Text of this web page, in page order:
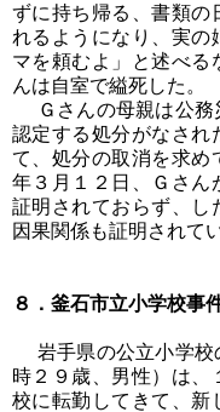
ずに持ち帰る、書類の
れるようになり、実の
マを頼むよ」と述べる
んは自室で縊死した。
Ｇさんの母親は公務
認定する処分がなされ
て、処分の取消を求め
年３月１２日、Ｇさん
証明されておらず、し
因果関係も証明されて
８．釜石市立小学校事
岩手県の公立小学校
時２９歳、男性）は、
校に転勤してきて、新